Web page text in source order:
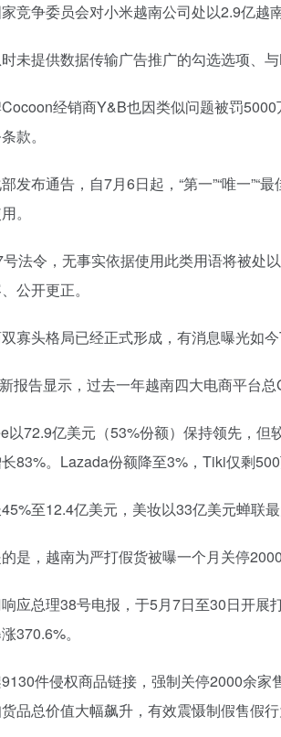
竞争委员会对小米越南公司处以2.9亿越
未提供数据传输广告推广的勾选选项、
经销商Y&B也因类似问题被罚
款。
发布通告，自7月6日起，“第一”“唯一”“
。
法令，无事实依据使用此类用语将被处
公开更正。
寡头格局已经正式形成，有消息曝光如
报告显示，过去一年越南四大电商平台总
以72.9亿美元（53%份额）保持领先，
83%。Lazada份额降至3%，Tiki仅剩500
至12.4亿美元，美妆以33亿美元蝉联
是，越南为严打假货被曝一个月关停
应总理38号电报，于5月7日至30日开
370.6%。
件侵权商品链接，强制关停2000余
品总价值大幅飙升，有效震慑制假售假行